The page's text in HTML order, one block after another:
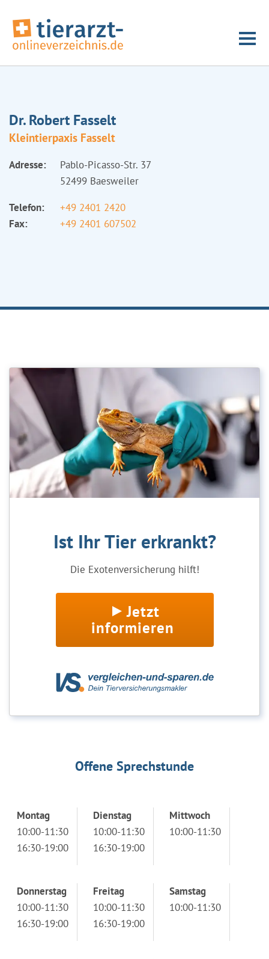
Dr. Robert Fasselt
Kleintierpaxis Fasselt
Adresse:
Pablo-Picasso-Str. 37
52499 Baesweiler
Telefon:
+49 2401 2420
Fax:
+49 2401 607502
Ist Ihr Tier erkrankt?
Die Exotenversicherung hilft!
Jetzt
informieren
Offene Sprechstunde
Montag
10:00-11:30
16:30-19:00
Dienstag
10:00-11:30
16:30-19:00
Mittwoch
10:00-11:30
Donnerstag
10:00-11:30
16:30-19:00
Freitag
10:00-11:30
16:30-19:00
Samstag
10:00-11:30